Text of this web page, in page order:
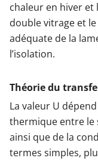
chaleur en hiver et
double vitrage et
adéquate de la
l’isolation.
Théorie du
La valeur U
thermique entre le
ainsi que de la
termes simples,